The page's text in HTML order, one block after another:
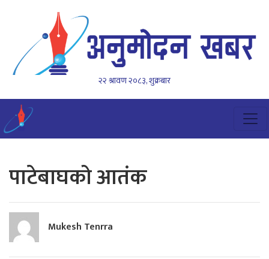
२२ श्रावण २०८३, शुक्रबार
पाटेबाघको आतंक
Mukesh Tenrra